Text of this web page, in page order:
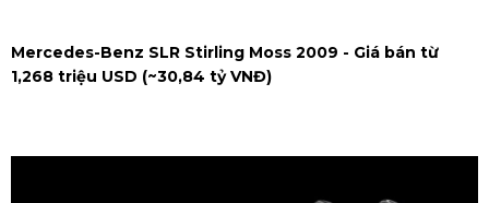
Mercedes-Benz SLR Stirling Moss 2009 - Giá bán từ
1,268 triệu USD (~30,84 tỷ VNĐ)